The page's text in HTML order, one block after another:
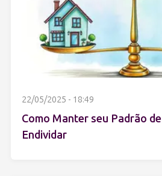
22/05/2025 - 18:49
Como Manter seu Padrão
Endividar